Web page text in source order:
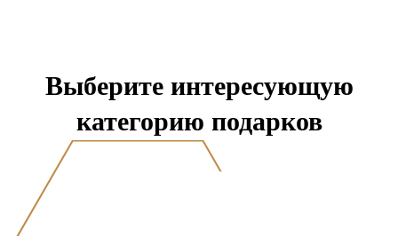
Выберите интересующую
категорию подарков